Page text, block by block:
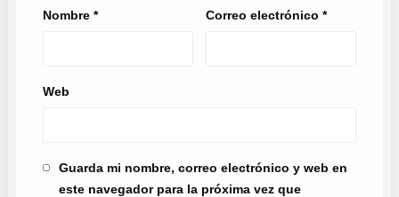
Nombre * Correo electrónico*
Web
Guarda mi nombre, correo electrónico y web en
este navegador para la próxima vez que